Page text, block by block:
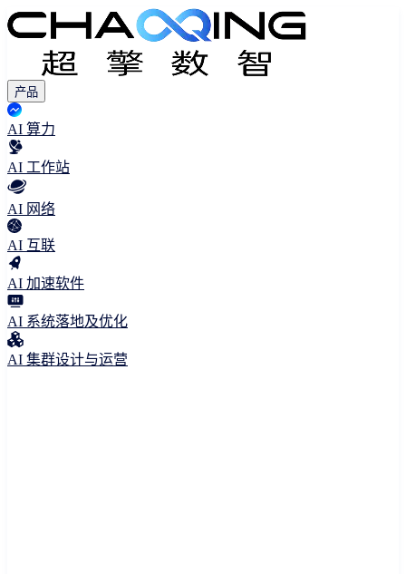
产品
AI 算力
AI 工作站
AI 网络
AI 互联
AI 加速软件
AI 系统落地及优化
AI 集群设计与运营